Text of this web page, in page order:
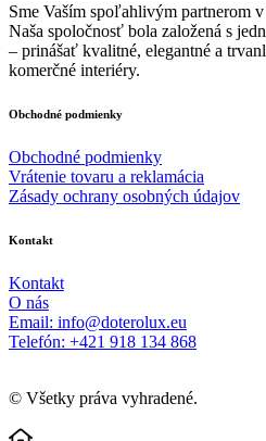
Sme Vaším spoľahlivým partnerom
Naša spoločnosť bola založená s
– prinášať kvalitné, elegantné a
komerčné interiéry.
Obchodné podmienky
Obchodné podmienky
Vrátenie tovaru a reklamácia
Zásady ochrany osobných údajov
Kontakt
Kontakt
O nás
Email: info@doterolux.eu
Telefón: +421 918 134 868
© Všetky práva vyhradené.